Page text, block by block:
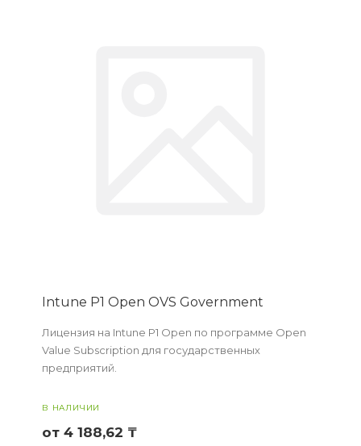
Intune P1 Open OVS Government
Лицензия на Intune P1 Open по программе Open
Value Subscription для государственных
предприятий.
В НАЛИЧИИ
от 4 188,62 ₸